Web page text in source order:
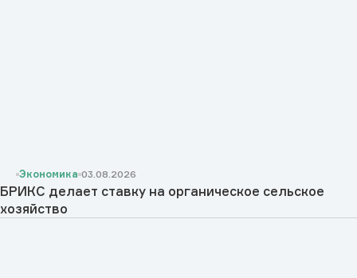
Экономика 03.08.2026
БРИКС делает ставку на органическое сельское
хозяйство